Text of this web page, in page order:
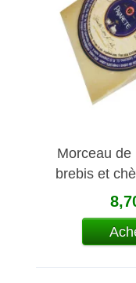
Morceau de
brebis et